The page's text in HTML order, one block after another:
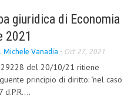
giuridica di Economia
2021
Michele Vanadia - Oct 27, 2021
29228 del 20/10/21 ritiene
principio di diritto: "nel caso